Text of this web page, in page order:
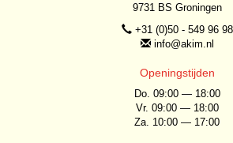
9731 BS Groningen
+31 (0)50 - 549 96 98
info@akim.nl
Openingstijden
Do. 09:00 — 18:00
Vr. 09:00 — 18:00
Za. 10:00 — 17:00